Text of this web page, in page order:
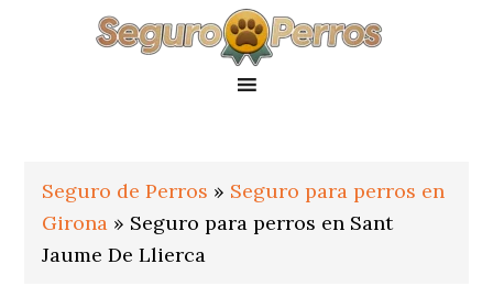
Seguro de Perros » Seguro para perros en
Girona » Seguro para perros en Sant
Jaume De Llierca